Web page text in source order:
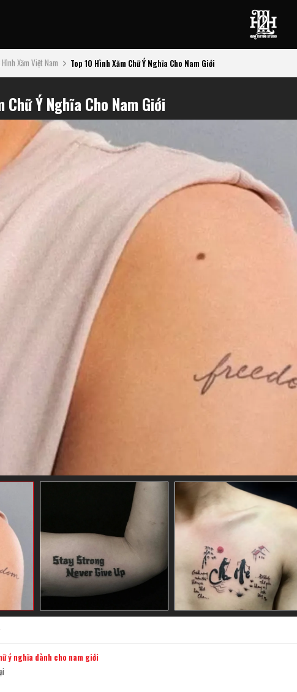
Xăm Việt Nam Top 10 Hình Xăm Chữ Ý Nghĩa Cho Nam Giới
Chữ Ý Nghĩa Cho Nam Giới
ý nghĩa dành cho nam giới